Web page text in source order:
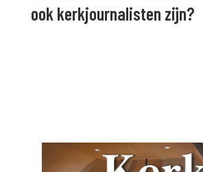
ook kerkjournalisten zijn?